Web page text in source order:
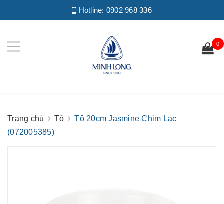
Hotline: 0902 968 336
0
Trang chủ Tô
Tô 20cm Jasmine Chim Lạc
(072005385)